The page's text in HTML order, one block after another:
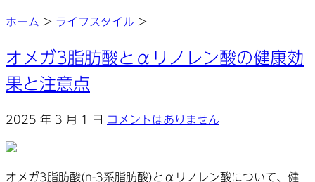
ホーム > ライフスタイル >
オメガ3脂肪酸とαリノレン酸の健康効
果と注意点
2025 年 3 月 1 日 コメントはありません
オメガ3脂肪酸(n-3系脂肪酸)とαリノレン酸について、健